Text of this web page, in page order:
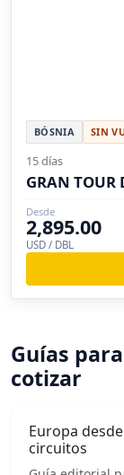
BÓSNIA SIN
15 días
GRAN TOUR
Desde
2,895.00
USD / DBL
Guías
cotizar
Europa
circuitos